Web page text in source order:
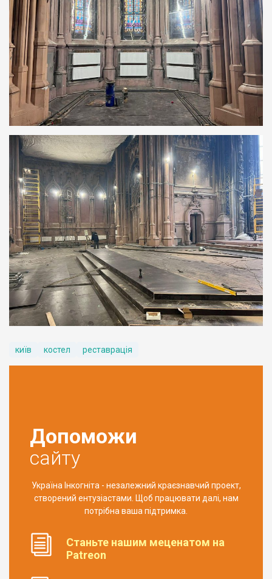
київ костел реставрація
Допоможи
сайту
Україна Інкогніта - незалежний краєзнавчий проект,
створений ентузіастами. Щоб працювати далі, нам
потрібна ваша підтримка.
Станьте нашим меценатом на
Patreon